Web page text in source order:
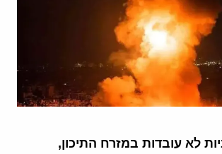
לא עובדות במזרח התיכון,